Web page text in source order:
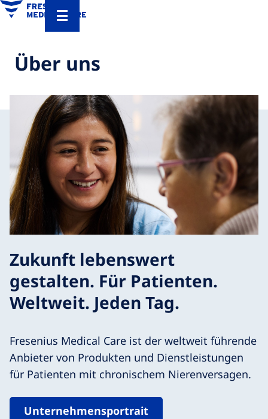
Über uns
Zukunft lebenswert
gestalten. Für Patienten.
Weltweit. Jeden Tag.
Fresenius Medical Care ist der weltweit führende
Anbieter von Produkten und Dienstleistungen
für Patienten mit chronischem Nierenversagen.
Unternehmensportrait